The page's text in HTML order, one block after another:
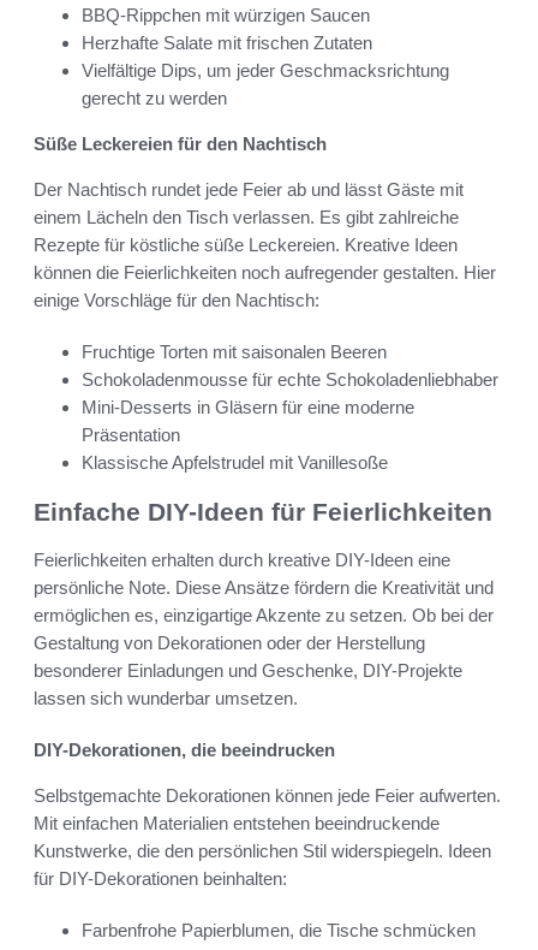
BBQ-Rippchen mit würzigen Saucen
Herzhafte Salate mit frischen Zutaten
Vielfältige Dips, um jeder Geschmacksrichtung
gerecht zu werden
Süße Leckereien für den Nachtisch
Der Nachtisch rundet jede Feier ab und lässt Gäste mit
einem Lächeln den Tisch verlassen. Es gibt zahlreiche
Rezepte für köstliche süße Leckereien. Kreative Ideen
können die Feierlichkeiten noch aufregender gestalten. Hier
einige Vorschläge für den Nachtisch:
Fruchtige Torten mit saisonalen Beeren
Schokoladenmousse für echte Schokoladenliebhaber
Mini-Desserts in Gläsern für eine moderne
Präsentation
Klassische Apfelstrudel mit Vanillesoße
Einfache DIY-Ideen für Feierlichkeiten
Feierlichkeiten erhalten durch kreative DIY-Ideen eine
persönliche Note. Diese Ansätze fördern die Kreativität und
ermöglichen es, einzigartige Akzente zu setzen. Ob bei der
Gestaltung von Dekorationen oder der Herstellung
besonderer Einladungen und Geschenke, DIY-Projekte
lassen sich wunderbar umsetzen.
DIY-Dekorationen, die beeindrucken
Selbstgemachte Dekorationen können jede Feier aufwerten.
Mit einfachen Materialien entstehen beeindruckende
Kunstwerke, die den persönlichen Stil widerspiegeln. Ideen
für DIY-Dekorationen beinhalten:
Farbenfrohe Papierblumen, die Tische schmücken